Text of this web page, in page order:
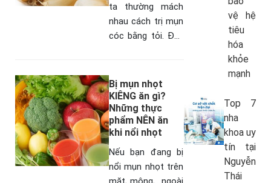
ta thường mách
nhau cách trị mụn
cóc bằng tỏi. Đây
những nguyên liệu
có sẵn trong nhà…
Bị mụn nhọt
KIÊNG ăn gì?
Những thực
phẩm NÊN ăn
khi nổi nhọt
Nếu bạn đang bị
nổi mụn nhọt trên
vệ hệ
tiêu
hóa
khỏe
mạnh
Top 7
nha
khoa uy
tín tại
Nguyễn
Thái